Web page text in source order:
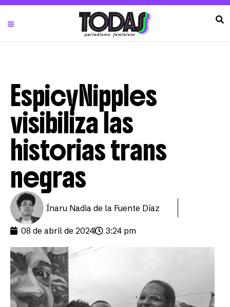
EspicyNipples
visibiliza las
historias trans
negras
Ínaru Nadia de la Fuente Díaz
08 de abril de 2024 3:24 pm